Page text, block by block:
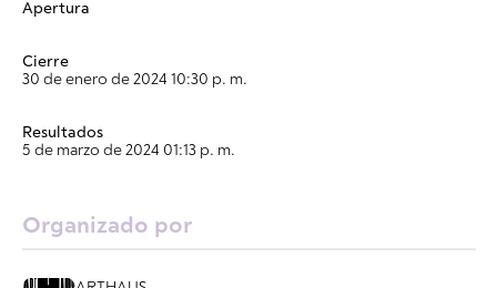
Apertura
Cierre
30 de enero de 2024 10:30 p. m.
Resultados
5 de marzo de 2024 01:13 p. m.
Organizado por